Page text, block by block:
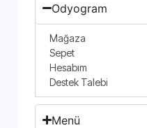
Odyogram
Mağaza
Sepet
Hesabım
Destek Talebi
Menü